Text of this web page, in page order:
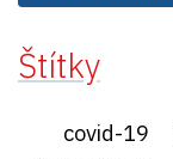
Štítky
covid-19